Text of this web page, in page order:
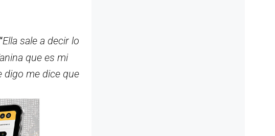
Ella sale a decir lo
que es mi
digo me dice que